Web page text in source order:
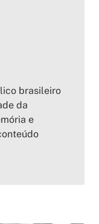
brasileiro
da
e